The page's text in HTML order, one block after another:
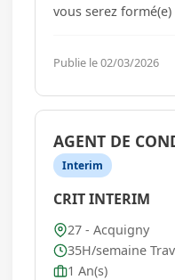
vous serez
comporter un CV
être transm...
Publie le 02/03/2026
AGENT DE
Interim
CRIT INTERIM
27 - Acquigny
35H/semaine
1 An(s)